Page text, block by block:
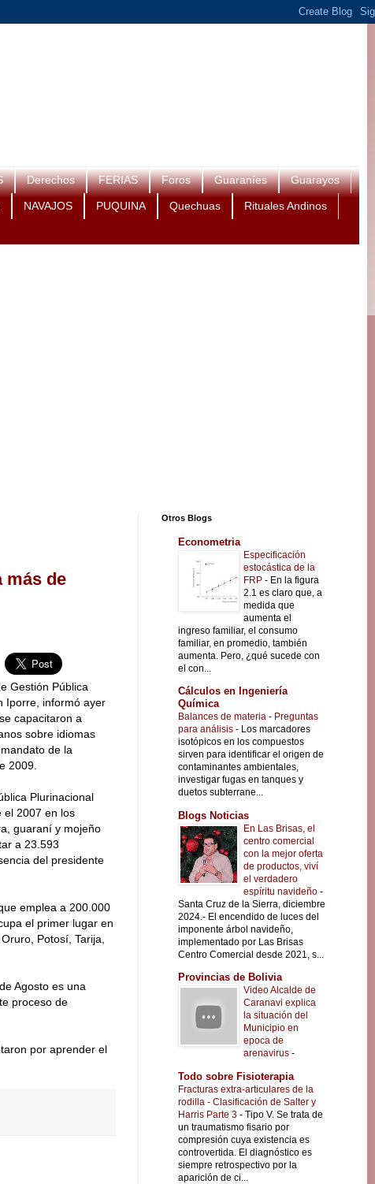
Derechos FERIAS Foros Guaraníes Guarayos
NAVAJOS PUQUINA Quechuas Rituales Andinos
más de
Gestión Pública
Iporre, informó ayer
capacitaron a
sobre idiomas
de la
2009.
Plurinacional
el 2007 en los
guaraní y mojeño
a 23.593
del presidente
emplea a 200.000
el primer lugar en
Potosí, Tarija,
Agosto es una
proceso de
por aprender el
Otros Blogs
Econometria
Especificación
estocástica de la
FRP - En la figura
2.1 es claro que, a
medida que
aumenta el
ingreso familiar, el consumo
familiar, en promedio, también
aumenta. Pero, ¿qué sucede con
el con...
Cálculos en Ingeniería
Química
Balances de materia - Preguntas
para análisis - Los marcadores
isotópicos en los compuestos
sirven para identificar el origen de
contaminantes ambientales,
investigar fugas en tanques y
duetos subterrane...
Blogs Noticias
En Las Brisas, el
centro comercial
con la mejor oferta
de productos, viví
el verdadero
espíritu navideño -
Santa Cruz de la Sierra, diciembre
2024.- El encendido de luces del
imponente árbol navideño,
implementado por Las Brisas
Centro Comercial desde 2021, s...
Provincias de Bolivia
Video Alcalde de
Caranavi explica
la situación del
Municipio en
epoca de
arenavirus -
Todo sobre Fisioterapia
Fracturas extra-articulares de la
rodilla - Clasificación de Salter y
Harris Parte 3 - Tipo V. Se trata de
un traumatismo fisario por
compresión cuya existencia es
controvertida. El diagnóstico es
siempre retrospectivo por la
aparición de ci...